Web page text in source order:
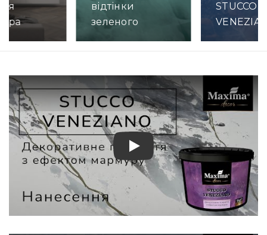
відтінки
зеленого
STUCCO
Play